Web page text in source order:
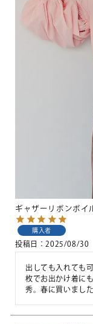
ギャザーリボンボイ
購入者
投稿日 2025/08/30
出しても入れても
枚でお出かけ着に
秀。春に買いまし